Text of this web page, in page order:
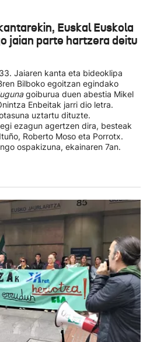
Euskal Euskola
jaian parte hartzera deitu
Jaiaren kanta eta bideoklipa
Bilboko egoitzan egindako
goiburua duen abestia Mikel
Enbeitak jarri dio letra.
uztartu dituzte.
ezagun agertzen dira, besteak
Roberto Moso eta Porrotx.
ospakizuna, ekainaren 7an.